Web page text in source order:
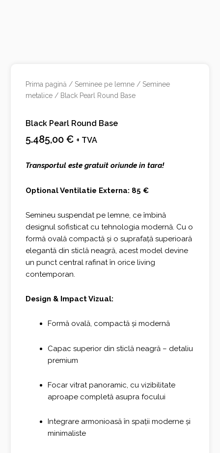
Prima pagină / Seminee pe lemne / Seminee
metalice / Black Pearl Round Base
Black Pearl Round Base
5.485,00€ + TVA
Transportul este gratuit oriunde in tara!
Optional Ventilatie Externa: 85 €
Semineu suspendat pe lemne, ce îmbină
designul sofisticat cu tehnologia modernă. Cu o
formă ovală compactă și o suprafață superioară
elegantă din sticlă neagră, acest model devine
un punct central rafinat în orice living
contemporan.
Design & Impact Vizual:
Formă ovală, compactă și modernă
Capac superior din sticlă neagră – detaliu
premium
Focar vitrat panoramic, cu vizibilitate
aproape completă asupra focului
Integrare armonioasă în spații moderne și
minimaliste